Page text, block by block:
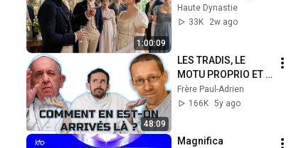
1:00:09
idiote  Sa réponse
en 3 langues
Haute Dynastie
33K
2w ago
48:09
LES TRADIS, LE
MOTU PROPRIO ET
MOI ! (EN DUO AVEC
ARNAUD DUMOUCH)
Frère Paul-Adrien
166K 5y ago
Magnifica